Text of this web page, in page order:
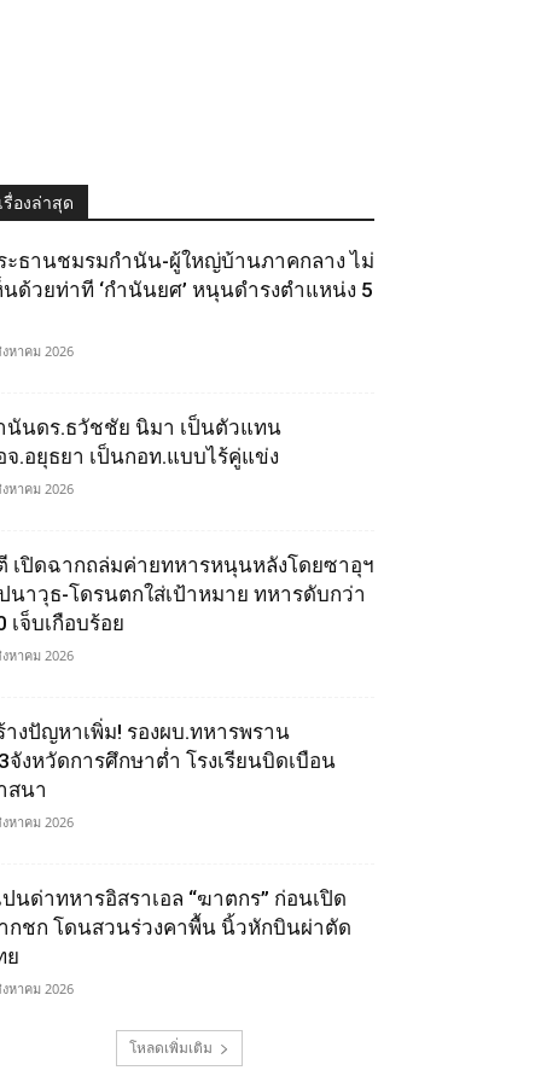
เรื่องล่าสุด
ะธานชมรมกำนัน-ผู้ใหญ่บ้านภาคกลาง ไม่
นด้วยท่าที ‘กำนันยศ’ หนุนดำรงตำแหน่ง 5
หาคม 2026
นันดร.ธวัชชัย นิมา เป็นตัวแทน
จ.อยุธยา เป็นกอท.แบบไร้คู่แข่ง
หาคม 2026
เปิดฉากถล่มค่ายทหารหนุนหลังโดยซาอุฯ
นาวุธ-โดรนตกใส่เป้าหมาย ทหารดับกว่า
เจ็บเกือบร้อย
หาคม 2026
างปัญหาเพิ่ม! รองผบ.ทหารพราน
จังหวัดการศึกษาต่ำ โรงเรียนบิดเบือน
สนา
หาคม 2026
ปนด่าทหารอิสราเอล “ฆาตกร” ก่อนเปิด
กชก โดนสวนร่วงคาพื้น นิ้วหักบินผ่าตัด
ย
หาคม 2026
โหลดเพิ่มเติม